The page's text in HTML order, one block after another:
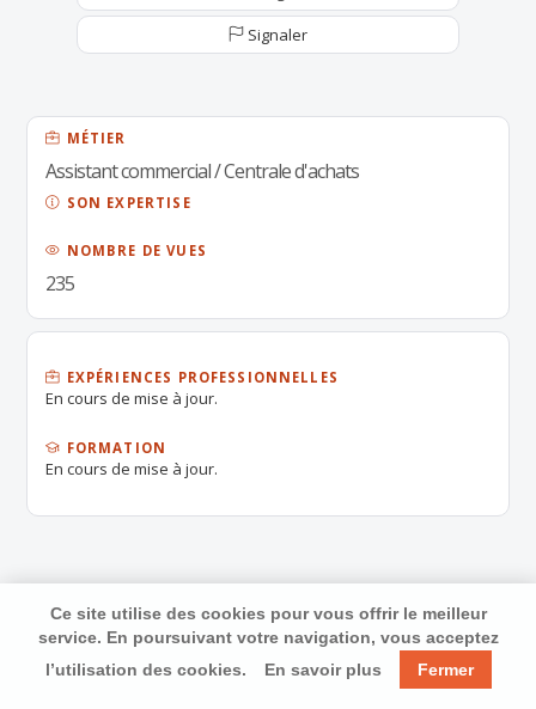
Signaler
MÉTIER
Assistant commercial / Centrale d'achats
SON EXPERTISE
NOMBRE DE VUES
235
EXPÉRIENCES PROFESSIONNELLES
En cours de mise à jour.
FORMATION
En cours de mise à jour.
Ce site utilise des cookies pour vous offrir le meilleur
service. En poursuivant votre navigation, vous acceptez
l’utilisation des cookies.
En savoir plus Fermer